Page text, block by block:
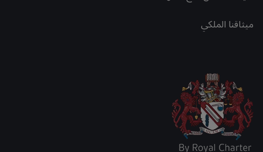
ميثاقنا الملكي